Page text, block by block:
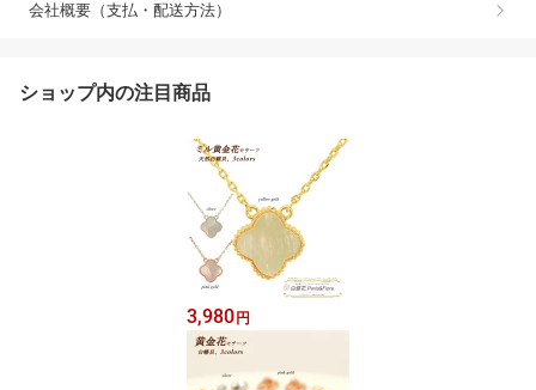
会社概要（支払・配送方法）
ショップ内の注目商品
3,980 円